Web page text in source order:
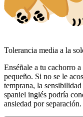
Tolerancia media a la
Enséñale a tu cachorro
pequeño. Si no se le
temprana, la
spaniel inglés podría
ansiedad por separación.